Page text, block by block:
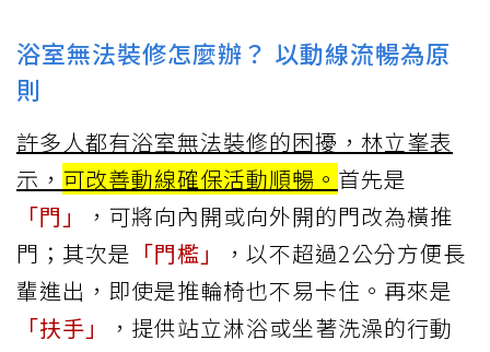
浴室無法裝修怎麼辦？ 以動線流暢為原
則
許多人都有浴室無法裝修的困擾，林立峯表
示， 可改善動線確保活動順暢。 首先是
「門」
，可將向內開或向外開的門改為橫推
門；其次是 「門檻」
，以不超過2公分方便長
輩進出，即使是推輪椅也不易卡住。再來是
「扶手」
，提供站立淋浴或坐著洗澡的行動